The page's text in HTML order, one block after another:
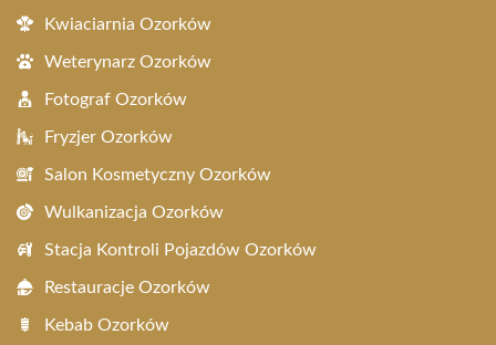
Kwiaciarnia Ozorków
Weterynarz Ozorków
Fotograf Ozorków
Fryzjer Ozorków
Salon Kosmetyczny Ozorków
Wulkanizacja Ozorków
Stacja Kontroli Pojazdów Ozorków
Restauracje Ozorków
Kebab Ozorków